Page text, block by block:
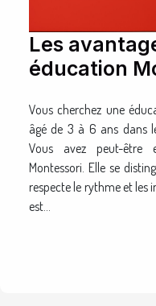
Les
éducation
15ème
Paris
Vous cherchez une
âgé de 3 à 6 ans dans
Vous avez peut-être
Montessori. Elle se
respecte le rythme et les
est...